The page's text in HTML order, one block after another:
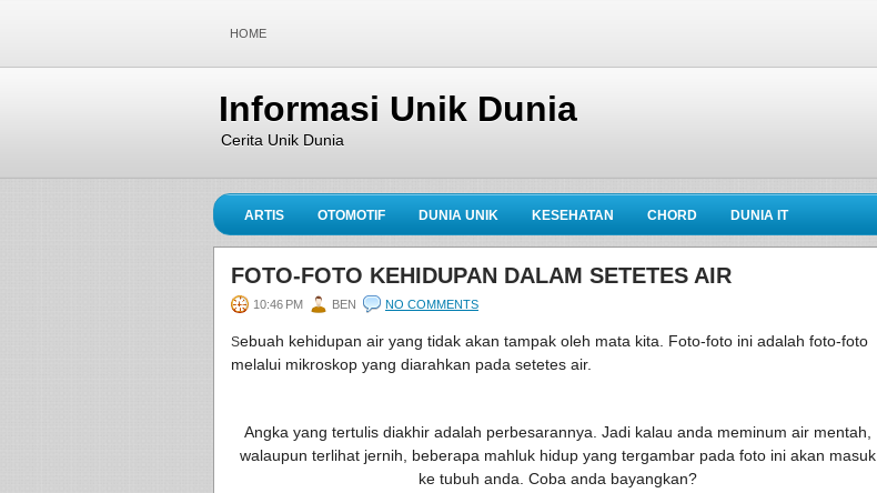
HOME
Informasi Unik Dunia
Cerita Unik Dunia
ARTIS OTOMOTIF DUNIA UNIK KESEHATAN CHORD DUNIA IT
FOTO-FOTO KEHIDUPAN DALAM SETETES AIR
10:46 PM BEN NO COMMENTS
Sebuah kehidupan air yang tidak akan tampak oleh mata kita. Foto-foto ini adalah foto-foto
melalui mikroskop yang diarahkan pada setetes air.
Angka yang tertulis diakhir adalah perbesarannya. Jadi kalau anda meminum air mentah,
walaupun terlihat jernih, beberapa mahluk hidup yang tergambar pada foto ini akan masuk
ke tubuh anda. Coba anda bayangkan?